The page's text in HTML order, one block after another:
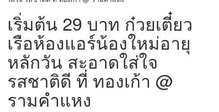
เริ่มต้น 29 บาท ก๋วยเตี๋ยว
เรือห้องแอร์น้องใหม่อายุ
หลักวัน สะอาดใส่ใจ
รสชาติดี ที่ ทองเก้า @
รามคำแหง